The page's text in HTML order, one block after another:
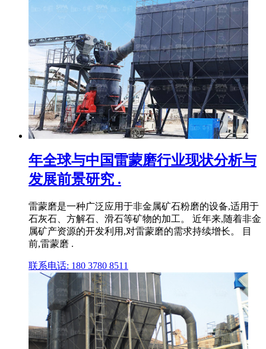
年全球与中国雷蒙磨行业现状分析与
发展前景研究 .
雷蒙磨是一种广泛应用于非金属矿石粉磨的设备,适用于
石灰石、方解石、滑石等矿物的加工。 近年来,随着非金
属矿产资源的开发利用,对雷蒙磨的需求持续增长。 目
前,雷蒙磨 .
联系电话: 180 3780 8511